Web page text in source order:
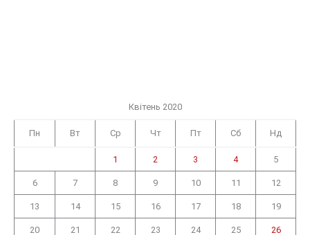
Квітень 2020
Пн Вт Ср Чт Пт Сб Нд
1 2 3 4 5
6 7 8 9 10 11 12
13 14 15 16 17 18 19
20 21 22 23 24 25 26